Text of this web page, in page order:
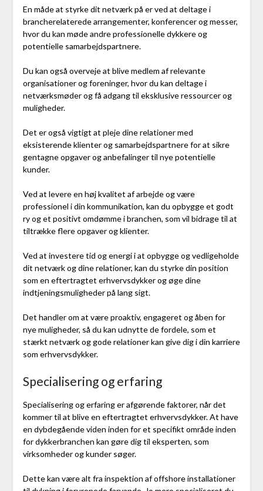
En måde at styrke dit netværk på er ved at deltage i
brancherelaterede arrangementer, konferencer og messer,
hvor du kan møde andre professionelle dykkere og
potentielle samarbejdspartnere.
Du kan også overveje at blive medlem af relevante
organisationer og foreninger, hvor du kan deltage i
netværksmøder og få adgang til eksklusive ressourcer og
muligheder.
Det er også vigtigt at pleje dine relationer med
eksisterende klienter og samarbejdspartnere for at sikre
gentagne opgaver og anbefalinger til nye potentielle
kunder.
Ved at levere en høj kvalitet af arbejde og være
professionel i din kommunikation, kan du opbygge et godt
ry og et positivt omdømme i branchen, som vil bidrage til at
tiltrække flere opgaver og klienter.
Ved at investere tid og energi i at opbygge og vedligeholde
dit netværk og dine relationer, kan du styrke din position
som en eftertragtet erhvervsdykker og øge dine
indtjeningsmuligheder på lang sigt.
Det handler om at være proaktiv, engageret og åben for
nye muligheder, så du kan udnytte de fordele, som et
stærkt netværk og gode relationer kan give dig i din karriere
som erhvervsdykker.
Specialisering og erfaring
Specialisering og erfaring er afgørende faktorer, når det
kommer til at blive en eftertragtet erhvervsdykker. At have
en dybdegående viden inden for et specifikt område inden
for dykkerbranchen kan gøre dig til eksperten, som
virksomheder og kunder søger.
Dette kan være alt fra inspektion af offshore installationer